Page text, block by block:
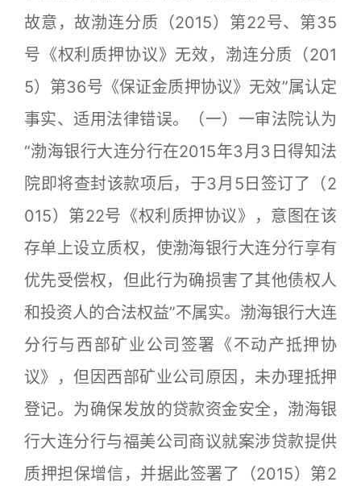
故意，故渤连分质（2015）第22号、第35
号《权利质押协议》无效，渤连分质（201
5）第36号《保证金质押协议》无效”属认定
事实、适用法律错误。（一）一审法院认为
“渤海银行大连分行在2015年3月3日得知法
院即将查封该款项后，于3月5日签订了（2
015）第22号《权利质押协议》，意图在该
存单上设立质权，使渤海银行大连分行享有
优先受偿权，但此行为确损害了其他债权人
和投资人的合法权益”不属实。渤海银行大连
分行与西部矿业公司签署《不动产抵押协
议》，但因西部矿业公司原因，未办理抵押
登记。为确保发放的贷款资金安全，渤海银
行大连分行与福美公司商议就案涉贷款提供
质押担保增信，并据此签署了（2015）第2